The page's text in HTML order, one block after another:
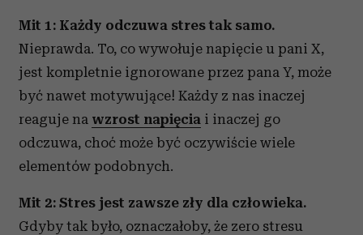
Mit 1: Każdy odczuwa stres tak samo.
Nieprawda. To, co wywołuje napięcie u pani X,
jest kompletnie ignorowane przez pana Y, może
być nawet motywujące! Każdy z nas inaczej
reaguje na wzrost napięcia i inaczej go
odczuwa, choć może być oczywiście wiele
elementów podobnych.
Mit 2: Stres jest zawsze zły dla człowieka.
Gdyby tak było, oznaczałoby, że zero stresu